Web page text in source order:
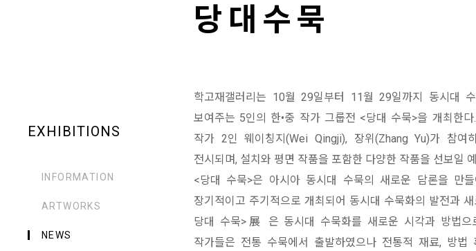
EXHIBITIONS
INFORMATION
ARTWORKS
NEWS
당 대 수 묵
학고재갤러리는 10월 29일부터 11월 29일까지 동시대
보여주는 5인의 한•중 작가 그룹전 <당대 수묵>을 개최한
작가 2인 웨이칭지(Wei Qingji), 장위(Zhang Yu)가 참여
전시되며, 설치와 평면 작품을 포함한 다양한 작품을 선보일
<당대 수묵>은 아시아 동시대 수묵의 새로운 담론을 만
장기적이고 주기적으로 개최되어 동시대 수묵화의 발전과
당대 수묵>展 은 동시대 수묵화를 새로운 시각과 방법으
작가들은 전통 수묵에서 출발하였으나 전통적 재료, 방법